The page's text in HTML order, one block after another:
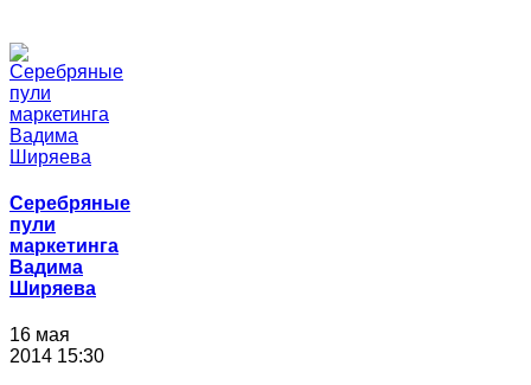
Серебряные
пули
маркетинга
Вадима
Ширяева
16 мая
2014 15:30